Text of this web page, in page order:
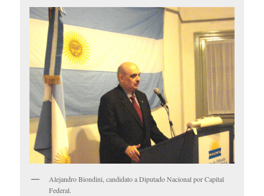
Alejandro Biondini, candidato a Diputado Nacional por Capital
Federal.